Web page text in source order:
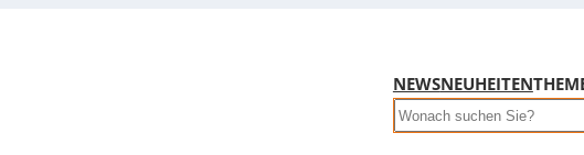
NEWSNEUHEITEN
Search